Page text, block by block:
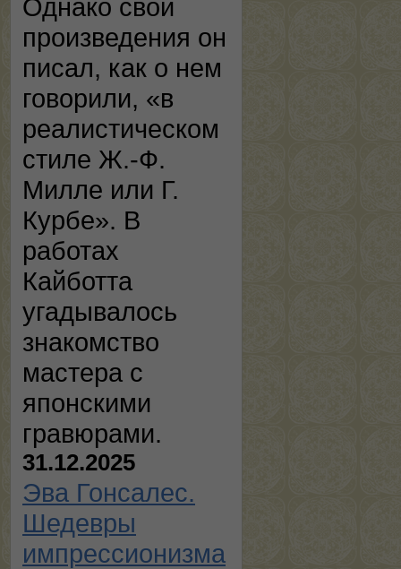
Однако свои
произведения он
писал, как о нем
говорили, «в
реалистическом
стиле Ж.-Ф.
Милле или Г.
Курбе». В
работах
Кайботта
угадывалось
знакомство
мастера с
японскими
гравюрами.
31.12.2025
Эва Гонсалес.
Шедевры
импрессионизма